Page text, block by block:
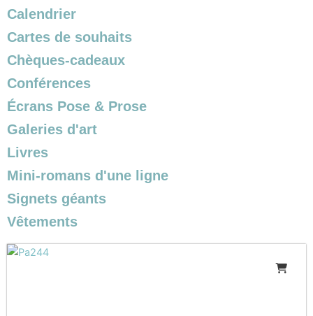
Calendrier
Cartes de souhaits
Chèques-cadeaux
Conférences
Écrans Pose & Prose
Galeries d'art
Livres
Mini-romans d'une ligne
Signets géants
Vêtements